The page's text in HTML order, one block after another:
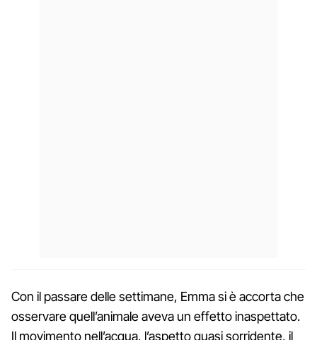
Con il passare delle settimane, Emma si è accorta che
osservare quell’animale aveva un effetto inaspettato.
Il movimento nell’acqua, l’aspetto quasi sorridente, il